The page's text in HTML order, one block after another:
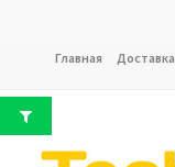
Главная Доставка